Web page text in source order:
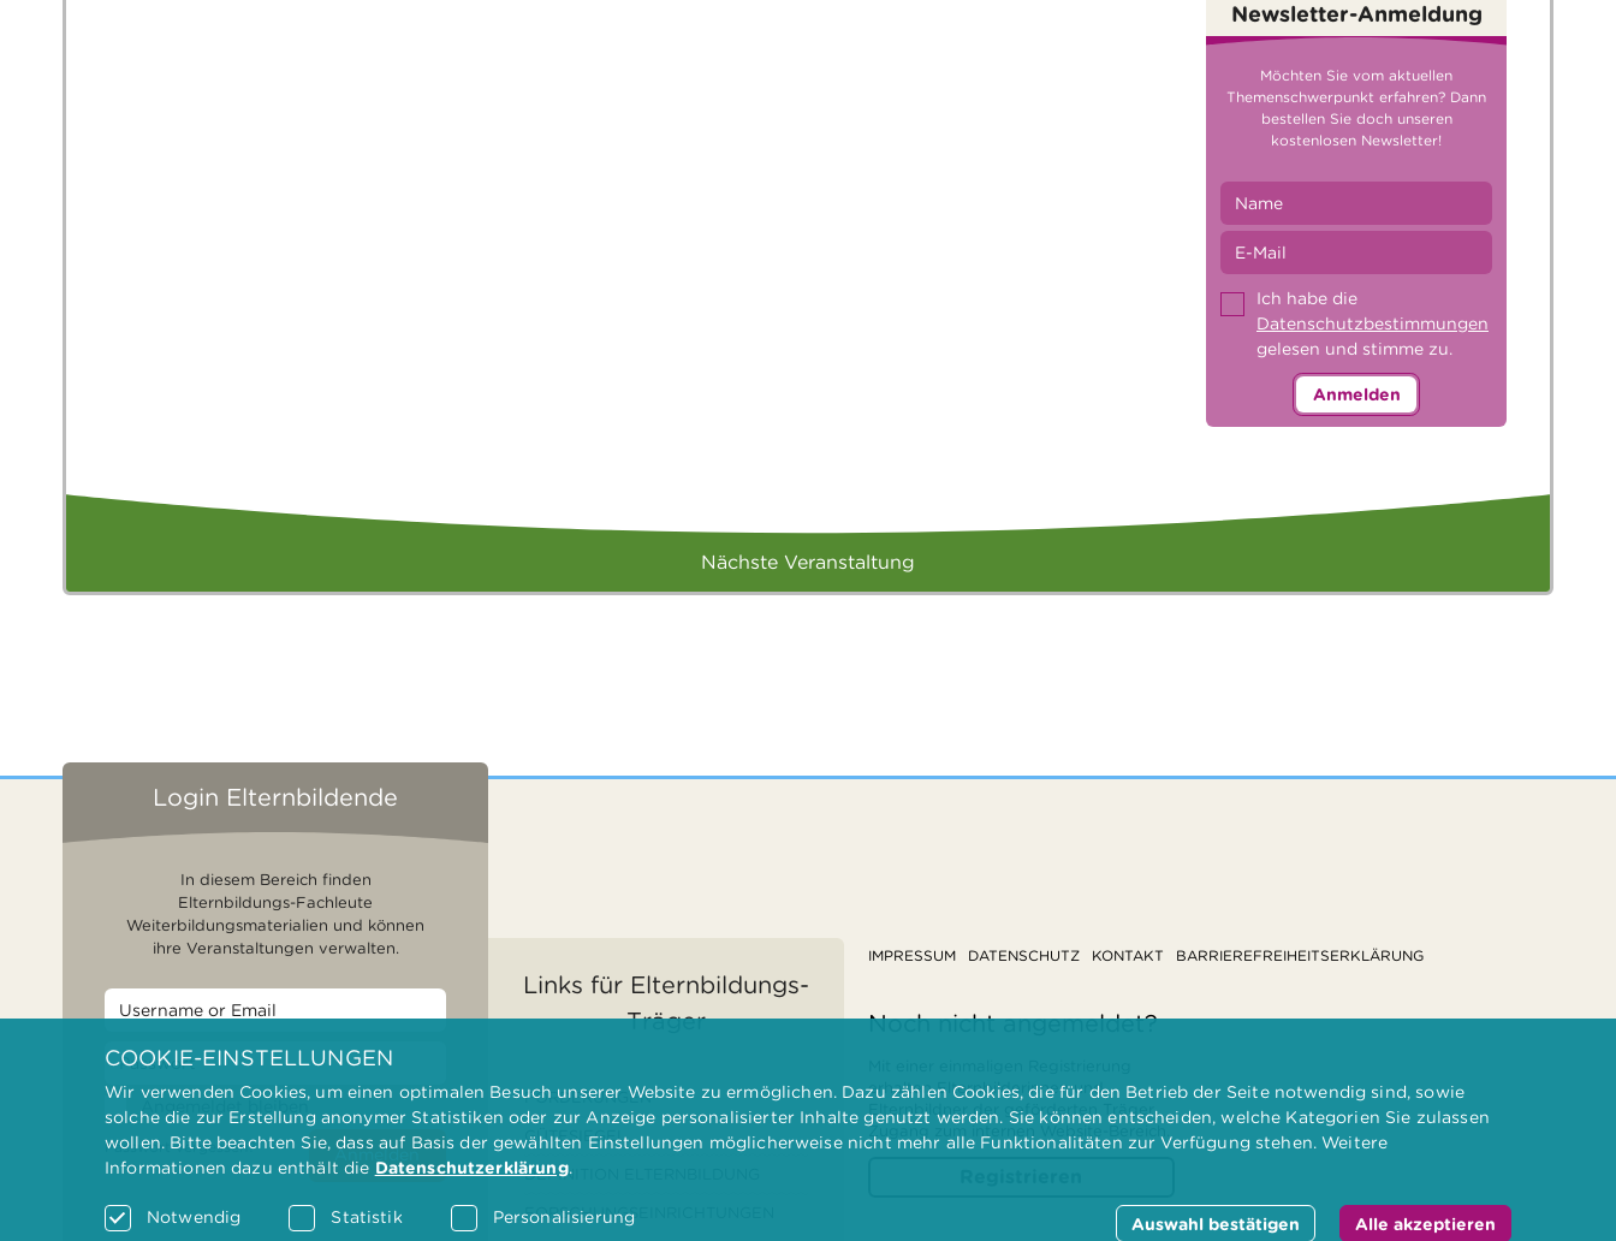
Newsletter-Anmeldung
Möchten Sie vom aktuellen
Themenschwerpunkt erfahren? Dann
bestellen Sie doch unseren
kostenlosen Newsletter!
Ich habe die
Datenschutzbestimmungen
gelesen und stimme zu.
Anmelden
Nächste Veranstaltung
Login Elternbildende
In diesem Bereich finden
Elternbildungs-Fachleute
Weiterbildungsmaterialien und können
ihre Veranstaltungen verwalten.
Angemeldet bleiben
Passwort vergessen? Anmelden
Links für Elternbildungs-
Träger
FÖRDERUNGEN
GÜTESIEGEL
DEFINITION ELTERNBILDUNG
FORSCHUNGSEINRICHTUNGEN
IMPRESSUM DATENSCHUTZ KONTAKT BARRIEREFREIHEITSERKLÄRUNG
Noch nicht angemeldet?
erhalten Elternbilderinnen und
Elternbildner der geförderten Träger
Zugang zum internen Website-Bereich.
COOKIE-EINSTELLUNGEN
Wir verwenden Cookies, um einen optimalen Besuch unserer Website zu ermöglichen. Dazu zählen Cookies, die für den Betrieb der Seite notwendig sind, sowie
solche die zur Erstellung anonymer Statistiken oder zur Anzeige personalisierter Inhalte genutzt werden. Sie können entscheiden, welche Kategorien Sie zulassen
wollen. Bitte beachten Sie, dass auf Basis der gewählten Einstellungen möglicherweise nicht mehr alle Funktionalitäten zur Verfügung stehen. Weitere
Informationen dazu enthält die Datenschutzerklärung.
Notwendig Statistik Personalisierung Auswahl bestätigen Alle akzeptieren